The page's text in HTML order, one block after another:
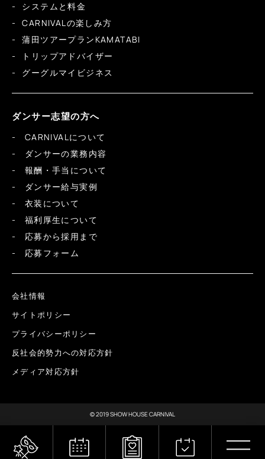
システムと料金
CARNIVALの楽しみ方
蒲田ツアープランKAMATABI
トリップアドバイザー
グーグルマイビジネス
ダンサー志望の方へ
CARNIVALについて
ダンサーの業務内容
報酬・手当について
ダンサー給与実例
衣装について
福利厚生について
応募から採用まで
応募フォーム
会社情報
サイトポリシー
プライバシーポリシー
反社会的勢力への対応方針
メディア対応方針
© 2019 SHOW HOUSE CARNIVAL